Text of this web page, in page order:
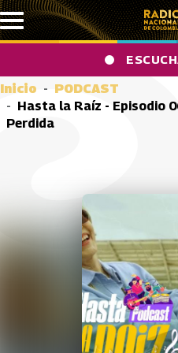
Pasar al contenido principal
Inicio
PODCAST
Hasta la Raíz - Episodio
Perdida